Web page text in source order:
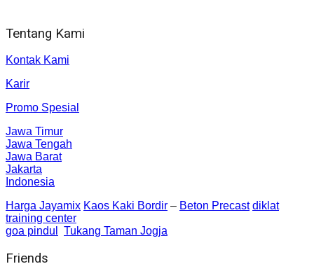
Tentang Kami
Kontak Kami
Karir
Promo Spesial
Jawa Timur
Jawa Tengah
Jawa Barat
Jakarta
Indonesia
Harga Jayamix Kaos Kaki Bordir – Beton Precast diklat
training center
goa pindul
Tukang Taman Jogja
Friends